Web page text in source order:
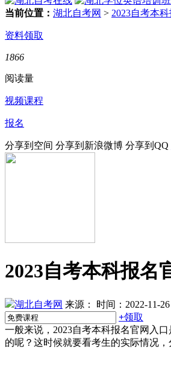
当前位置： 湖北自考网 > 2023自考本
资料领取
1866
阅读量
视频课程
报名
分享到空间 分享到新浪微博 分享到QQ
2023自考本科报名
湖北自考网 来源：
时间：2022-11-
+领取
一般来说，2023自考本科报名官网入
的呢？这时候就要看考生的实际情况